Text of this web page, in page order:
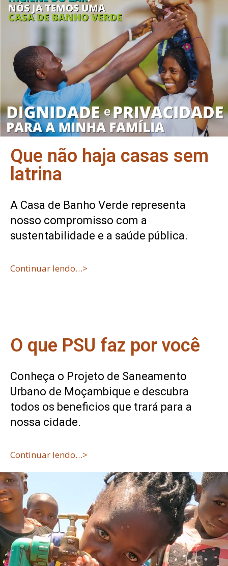
Que não haja casas sem
latrina
A Casa de Banho Verde representa
nosso compromisso com a
sustentabilidade e a saúde pública.
Continuar lendo…>
O que PSU faz por você
Conheça o Projeto de Saneamento
Urbano de Moçambique e descubra
todos os beneficios que trará para a
nossa cidade.
Continuar lendo…>